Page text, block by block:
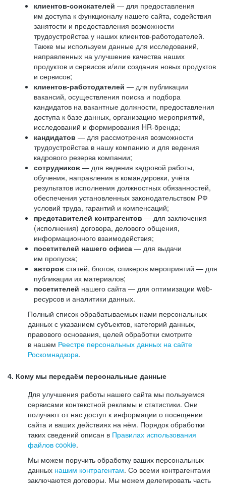
клиентов-соискателей — для предоставления
им доступа к функционалу нашего сайта, содействия
занятости и предоставления возможности
трудоустройства у наших клиентов-работодателей.
Также мы используем данные для исследований,
направленных на улучшение качества наших
продуктов и сервисов и/или создания новых продуктов
и сервисов;
клиентов-работодателей — для публикации
вакансий, осуществления поиска и подбора
кандидатов на вакантные должности, предоставления
доступа к базе данных, организацию мероприятий,
исследований и формирования HR-бренда;
кандидатов — для рассмотрения возможности
трудоустройства в нашу компанию и для ведения
кадрового резерва компании;
сотрудников — для ведения кадровой работы,
обучения, направления в командировки, учёта
результатов исполнения должностных обязанностей,
обеспечения установленных законодательством РФ
условий труда, гарантий и компенсаций;
представителей контрагентов — для заключения
(исполнения) договора, делового общения,
информационного взаимодействия;
посетителей нашего офиса — для выдачи
им пропуска;
авторов статей, блогов, спикеров мероприятий — для
публикации их материалов;
посетителей нашего сайта — для оптимизации web-
ресурсов и аналитики данных.
Полный список обрабатываемых нами персональных
данных с указанием субъектов, категорий данных,
правового основания, целей обработки смотрите
в нашем Реестре персональных данных на сайте
Роскомнадзора.
4. Кому мы передаём персональные данные
Для улучшения работы нашего сайта мы пользуемся
сервисами контекстной рекламы и статистики. Они
получают от нас доступ к информации о посещении
сайта и ваших действиях на нём. Порядок обработки
таких сведений описан в Правилах использования
файлов cookie.
Мы можем поручить обработку ваших персональных
данных нашим контрагентам. Со всеми контрагентами
заключаются договоры. Мы можем делегировать часть